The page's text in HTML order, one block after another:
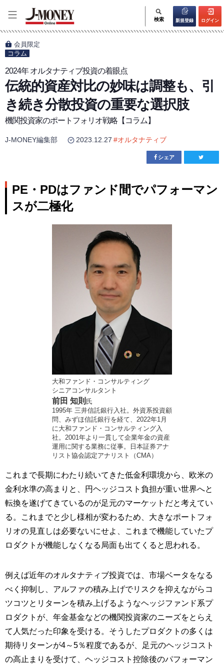
検索 新規登録 ログイン
会員限定
コラム
2024年 オルタナティブ投資の着眼点
伝統的資産対比の妙味は調整も、引
き続き分散投資の重要な選択肢
機関投資家のポートフォリオ戦略【コラム】
J-MONEY編集部 2023.12.27 #オルタナティブ
シェア
PE・PDはファンド間でパフォーマン
スが二極化
大和ファンド・コンサルティング
シニアコンサルタント
前田 知則 氏
1995年 三井信託銀行入社。外資系投資顧
問、みずほ信託銀行を経て、2022年1月
に大和ファンド・コンサルティング入
社。2001年より一貫して企業年金の資産
運用に関する業務に従事。日本証券アナ
リスト協会認定アナリスト（CMA）
これまで長期にわたり続いてきた低金利環境から、欧米の
金利水準の高まりと、円ヘッジコスト負担が重い世界へと
転換を遂げてきているのが足元のマーケットだと考えてい
る。これまでと少し様相が変わるため、大きなポートフォ
リオの見直しは必要ないにせよ、これまで機能していたプ
ロダクトが機能しなくなる局面も出てくると思われる。
例えば近年のオルタナティブ投資では、市場ベータをなる
べく抑制し、アルファの積み上げでリスクを抑えながらコ
ツコツとリターンを積み上げるようなヘッジファンド系プ
ロダクトが、年金基金などの機関投資家のニーズをとらえ
て人気だった印象を受ける。そうしたプロダクトの多くは
期待リターンが4～5％程度であるが、足元のヘッジコスト
の高止まりを受けて、ヘッジコスト控除後のパフォーマン